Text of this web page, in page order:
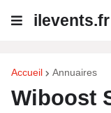
ilevents.fr
Accueil Annuaires
Wiboost